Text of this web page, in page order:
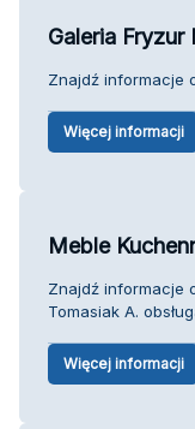
Galeria Fryzur
Znajdź informacje
Więcej informacji
Meble
Znajdź informacje
Tomasiak A.
Więcej informacji